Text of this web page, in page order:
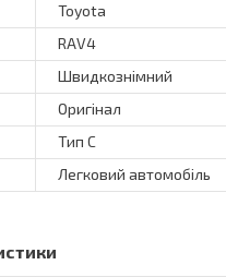
Toyota
RAV4
Швидкознімний
Оригінал
Тип C
Легковий автомобіль